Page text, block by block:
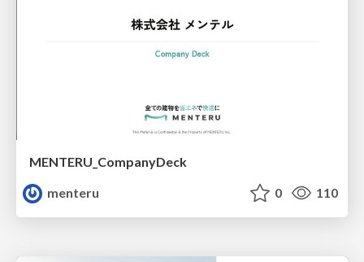
MENTERU_CompanyDeck
menteru
0 110